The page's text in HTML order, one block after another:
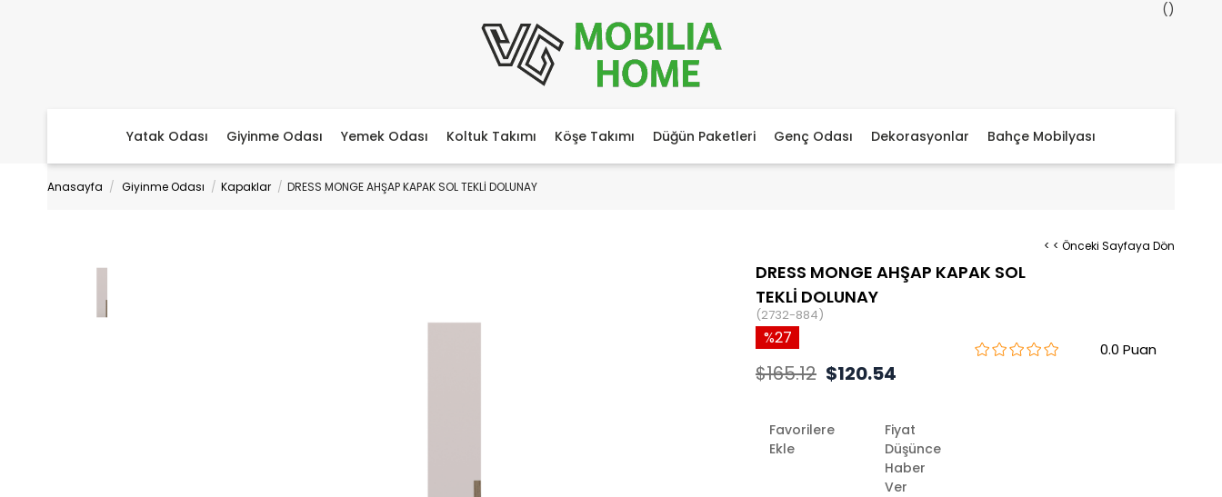
Yatak Odası Giyinme Odası Yemek Odası Koltuk Takımı Köşe Takımı Düğün Paketleri Genç Odası Dekorasyonlar Bahçe Mobilyası
Anasayfa Giyinme Odası Kapaklar DRESS MONGE AHŞAP KAPAK SOL TEKLİ DOLUNAY
< < Önceki Sayfaya Dön
DRESS MONGE AHŞAP KAPAK SOL
TEKLİ DOLUNAY
(2732-884)
0.0
27
$165.12 $120.54
Favorilere
Ekle
Fiyat
Düşünce
Haber
Ver